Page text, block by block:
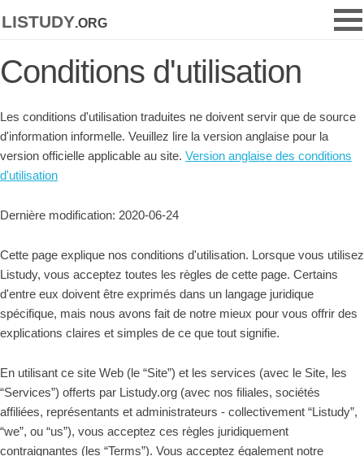
listudy.org
Conditions d'utilisation
Les conditions d'utilisation traduites ne doivent servir que de source
d'information informelle. Veuillez lire la version anglaise pour la
version officielle applicable au site. Version anglaise des conditions
d'utilisation
Dernière modification: 2020-06-24
Cette page explique nos conditions d'utilisation. Lorsque vous utilisez
Listudy, vous acceptez toutes les règles de cette page. Certains
d'entre eux doivent être exprimés dans un langage juridique
spécifique, mais nous avons fait de notre mieux pour vous offrir des
explications claires et simples de ce que tout signifie.
En utilisant ce site Web (le “Site”) et les services (avec le Site, les
“Services”) offerts par Listudy.org (avec nos filiales, sociétés
affiliées, représentants et administrateurs - collectivement “Listudy”,
“we”, ou “us”), vous acceptez ces règles juridiquement
contraignantes (les “Terms”). Vous acceptez également notre